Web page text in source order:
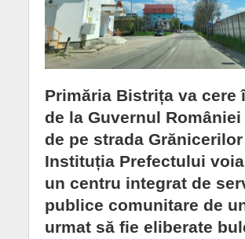
Primăria Bistrița va cere
de la Guvernul
de pe strada
Instituția Prefectului
un centru integrat de
publice comunitare de
urmat să fie eliberate